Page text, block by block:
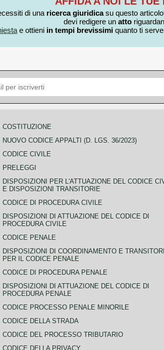
di una ricerca giuridicasu questo
devi redigere un atto
e ottieni in tempi brevissimi quanto ti
COSTITUZIONE
NUOVO CODICE APPALTI (D. LGS. 36/2023)
CODICE CIVILE
PRELEGGI
DISPOSIZIONI PER L'ATTUAZIONE DEL CODICE
E DISPOSIZIONI TRANSITORIE
CODICE DI PROCEDURA CIVILE
DISPOSIZIONI DI ATTUAZIONE DEL CODICE DI
PROCEDURA CIVILE
CODICE PENALE
DISPOSIZIONI DI COORDINAMENTO E
PER IL CODICE PENALE
CODICE DI PROCEDURA PENALE
DISPOSIZIONI DI ATTUAZIONE DEL CODICE DI
PROCEDURA PENALE
CODICE PROCESSO PENALE MINORILE
CODICE DELLA STRADA
CODICE DEL PROCESSO TRIBUTARIO
CODICE DELLA PRIVACY